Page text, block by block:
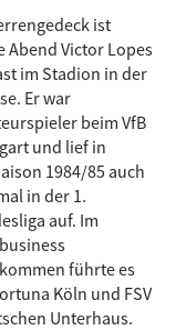
ist
Abend Victor Lopes
im Stadion in der
Er war
beim VfB
und lief in
1984/85 auch
in der 1.
auf. Im
führte es
Köln und FSV
Unterhaus.